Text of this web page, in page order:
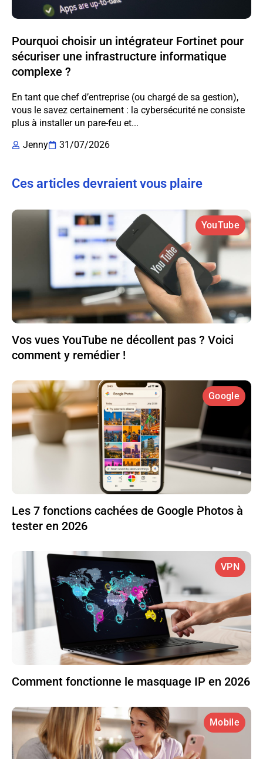
Pourquoi choisir un intégrateur Fortinet pour
sécuriser une infrastructure informatique
complexe ?
En tant que chef d’entreprise (ou chargé de sa gestion),
vous le savez certainement : la cybersécurité ne consiste
plus à installer un pare-feu et...
Jenny
31/07/2026
Ces articles devraient vous plaire
YouTube
Vos vues YouTube ne décollent pas ? Voici
comment y remédier !
Google
Les 7 fonctions cachées de Google Photos à
tester en 2026
VPN
Comment fonctionne le masquage IP en 2026
Mobile